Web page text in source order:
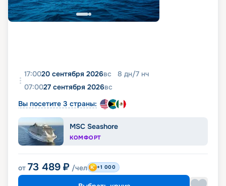
17:0020 сентября 2026вс 8 дн/7 нч
07:0027 сентября 2026вс
Вы посетите 3 страны:
MSC Seashore
КОМФОРТ
от 73 489 ₽ /чел +1 000